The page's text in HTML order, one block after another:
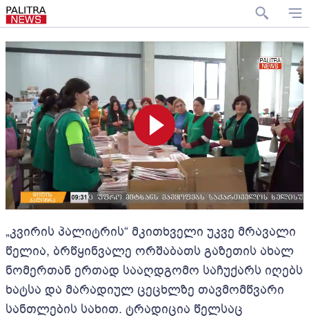
„კვირის პალიტრის“ მკითხველი უკვე მრავალი
წელია, ბრწყინვალე ორშაბათს გაზეთის ახალ
ნომერთან ერთად სააღდგომო საჩუქარს იღებს
ხატსა და მარადიულ ცეცხლზე თავმომწვარი
სანთლების სახით. ტრადიცია წელსაც